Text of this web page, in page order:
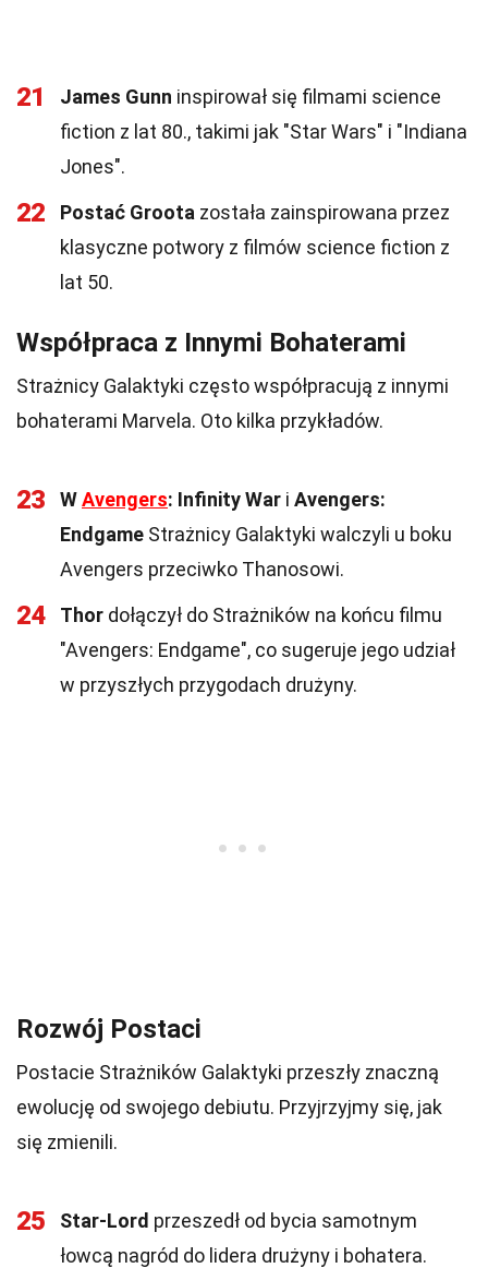
21 James Gunn inspirował się filmami science
fiction z lat 80., takimi jak "Star Wars" i "Indiana
Jones".
22 Postać Groota została zainspirowana przez
klasyczne potwory z filmów science fiction z
lat 50.
Współpraca z Innymi Bohaterami
Strażnicy Galaktyki często współpracują z innymi
bohaterami Marvela. Oto kilka przykładów.
23 WAvengers: Infinity War i Avengers:
Endgame Strażnicy Galaktyki walczyli u boku
Avengers przeciwko Thanosowi.
24 Thor dołączył do Strażników na końcu filmu
"Avengers: Endgame", co sugeruje jego udział
w przyszłych przygodach drużyny.
Rozwój Postaci
Postacie Strażników Galaktyki przeszły znaczną
ewolucję od swojego debiutu. Przyjrzyjmy się, jak
się zmienili.
25 Star-Lord przeszedł od bycia samotnym
łowcą nagród do lidera drużyny i bohatera.